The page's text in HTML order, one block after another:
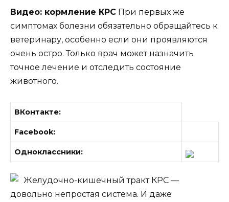
Видео: кормление КРС При первых же
симптомах болезни обязательно обращайтесь к
ветеринару, особенно если они проявляются
очень остро. Только врач может назначить
точное лечение и отследить состояние
животного.
ВКонтакте:
Facebook:
Одноклассники:
Желудочно-кишечный тракт КРС —
довольно непростая система. И даже